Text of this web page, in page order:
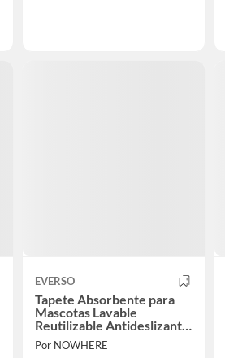
EVERSO
Tapete Absorbente para
Mascotas Lavable
Reutilizable Antideslizante
2 Pack 61x61 cm
Por NOWHERE